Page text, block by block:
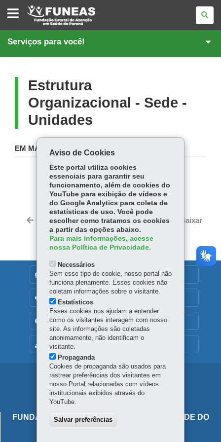
FUNDAÇÃO
ESTATAL
DE
ATENÇÃO
SAÚDE
PARANÁ
Serviços para você!
Estrutura
Organizacional - Sede -
Unidades
EM MANUTENÇÃO!
COMPARTILHE:
Fa
ce
bo
ok
Tw
itt
er
W
ha
ts
p
Voltar Início Imprimir Baixar
MAPA DO SITE
DENUNCIE CORRUPÇÃO
OUVIDORIA
TRANSPARÊNCIA INSTITUCIONAL
Navegação
principal
FUNDAÇÃO ESTATAL DE ATENÇÃO EM SAÚDE DO
Aviso de Cookies
Este portal utiliza cookies
essenciais para garantir seu
funcionamento, além de cookies do
YouTube para exibição de vídeos e
do Google Analytics para coleta de
estatísticas de uso. Você pode
escolher como tratamos os cookies
a partir das opções abaixo.
Para mais informações, acesse
nossa Política de Privacidade.
Necessários
Sem esse tipo de cookie, nosso portal não
funciona plenamente. Esses cookies não
coletam informações sobre o visitante.
Estatísticos
Esses cookies nos ajudam a entender
como os visitantes interagem com nosso
site. As informações são coletadas
anonimamente, não identificam o
visitante.
Propaganda
Cookies de propaganda são usados para
rastrear preferências dos visitantes em
nosso Portal relacionadas com vídeos
institucionais exibidos através do
YouTube.
Salvar preferências